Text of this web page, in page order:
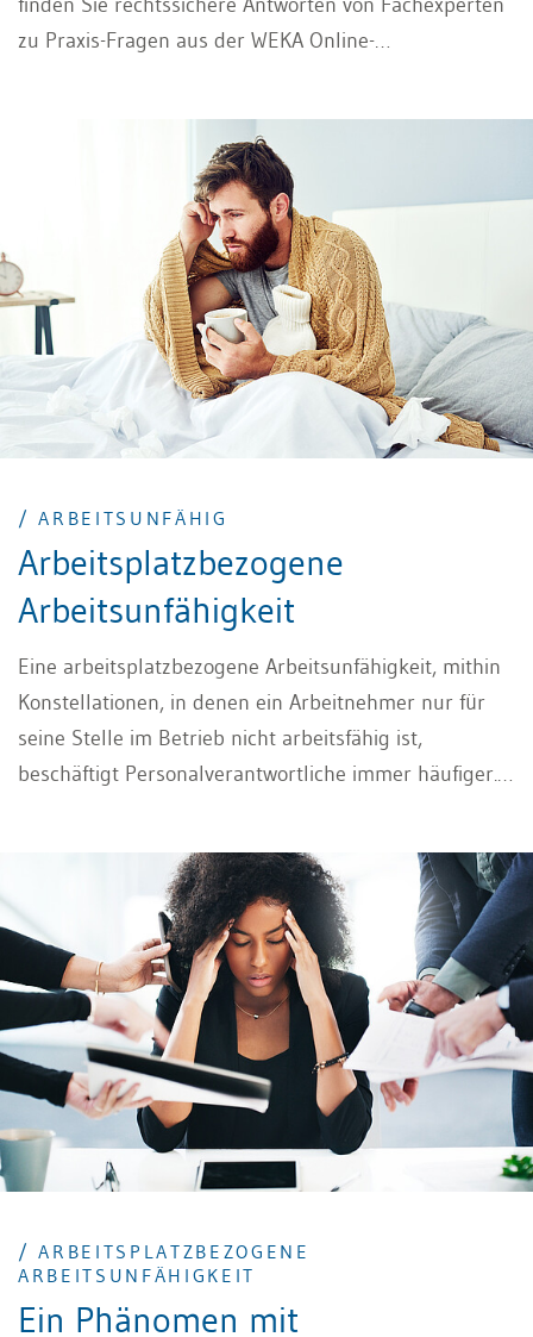
zu Praxis-Fragen aus der WEKA Online-
/ ARBEITSUNFÄHIG
Arbeitsplatzbezogene
Arbeitsunfähigkeit
Eine arbeitsplatzbezogene Arbeitsunfähigkeit, mithin
Konstellationen, in denen ein Arbeitnehmer nur für
seine Stelle im Betrieb nicht arbeitsfähig ist,
beschäftigt Personalverantwortliche immer häufiger.
/ ARBEITSPLATZBEZOGENE
ARBEITSUNFÄHIGKEIT
Ein Phänomen mit